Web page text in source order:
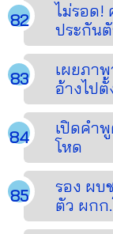
ไม่รอด!
ประกัน
เผยภา
อ้างไป
เปิดคำ
โหด
รอง ผบ
ตัว ผกก